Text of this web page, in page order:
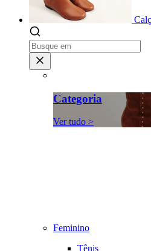
Categoria
Ver tudo >
Feminino
Tênis